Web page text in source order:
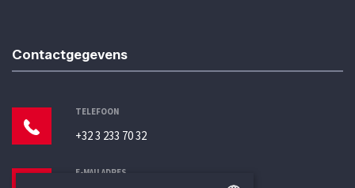
Contactgegevens
TELEFOON
+32 3 233 70 32
E-MAILADRES